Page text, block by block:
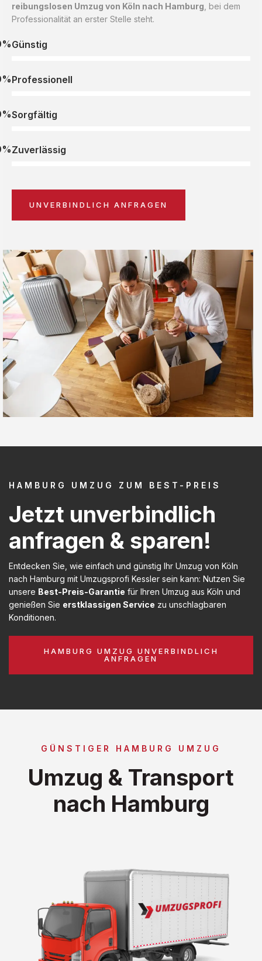
reibungslosen Umzug von Köln nach Hamburg , bei dem
Professionalität an erster Stelle steht.
Günstig
Professionell
Sorgfältig
Zuverlässig
UNVERBINDLICH ANFRAGEN
HAMBURG UMZUG ZUM BEST-PREIS
Jetzt unverbindlich
anfragen & sparen!
Entdecken Sie, wie einfach und günstig Ihr Umzug von Köln
nach Hamburg mit Umzugsprofi Kessler sein kann: Nutzen Sie
unsere Best-Preis-Garantie für Ihren Umzug aus Köln und
genießen Sie erstklassigen Service zu unschlagbaren
Konditionen.
HAMBURG UMZUG UNVERBINDLICH
ANFRAGEN
GÜNSTIGER HAMBURG UMZUG
Umzug & Transport
nach Hamburg